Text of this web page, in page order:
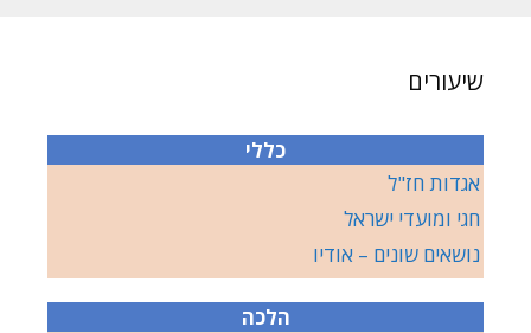
שיעורים
כללי
אגדות חז"ל
חגי ומועדי ישראל
נושאים שונים – אודיו
הלכה